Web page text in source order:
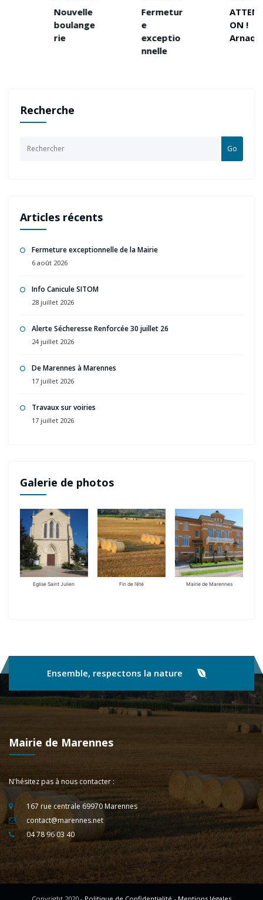
Nouvelle
boulange
Fermetur
exceptio
nnelle
ATTENTI
Arnaque
Recherche
Go
Articles récents
Fermeture exceptionnelle de la Mairie
6 août 2026
Info Canicule SITOM
28 juillet 2026
Alerte Sécheresse Renforcée 30 juillet 26
24 juillet 2026
De Marennes à Marennes
17 juillet 2026
Travaux sur voiries
17 juillet 2026
Galerie de photos
Eglise Saint Julien Fin de l’été Mairie de Marennes
Ensemble, respectons la nature
Mairie de Marennes
N'hésitez pas à nous contacter :
167 rue centrale 69970 Marennes
contact@marennes.net
04 78 96 03 40